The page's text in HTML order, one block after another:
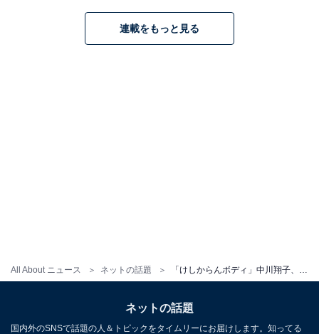
All About ニュース ネットの話題
連載をもっと見る
ネットの話題
国内外のSNSで話題の人＆トピックをタイムリーにお届けします。知ってる